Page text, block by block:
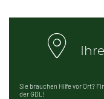
Sie brauchen Hilfe vor Ort?
der GDL!